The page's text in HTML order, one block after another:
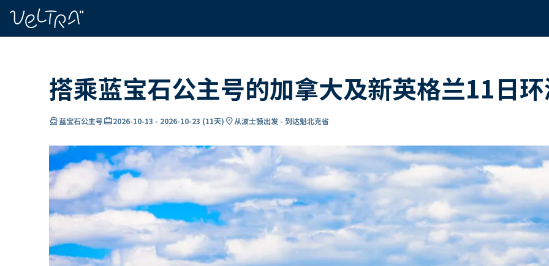
搭乘蓝宝石公主号的加拿大及新英格兰11日
directions_boat蓝宝石公主号card_travel2026-10-13 - 2026-10-23 (11天) location_on从波士顿出发 - 到达魁北克省